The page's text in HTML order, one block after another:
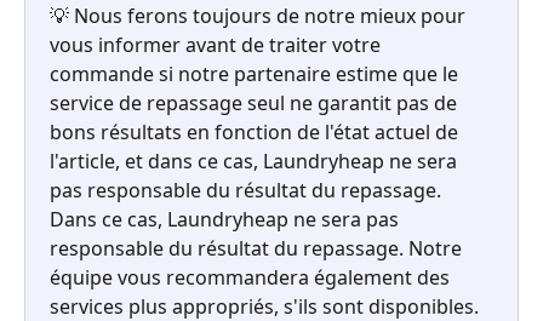
💡 Nous ferons toujours de notre mieux pour
vous informer avant de traiter votre
commande si notre partenaire estime que le
service de repassage seul ne garantit pas de
bons résultats en fonction de l'état actuel de
l'article, et dans ce cas, Laundryheap ne sera
pas responsable du résultat du repassage.
Dans ce cas, Laundryheap ne sera pas
responsable du résultat du repassage. Notre
équipe vous recommandera également des
services plus appropriés, s'ils sont disponibles.